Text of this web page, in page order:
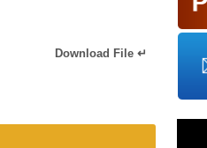
Download File ↵